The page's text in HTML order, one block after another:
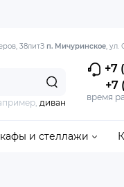
38литЗ п. Мичуринское, ул.
+7
+7
время
диван
и стеллажи